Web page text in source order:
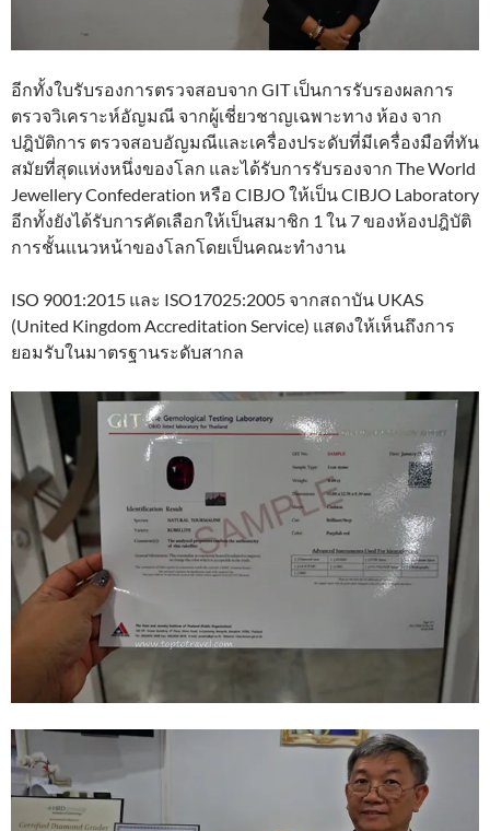
อีกทั้งใบรับรองการตรวจสอบจาก GIT เป็นการรับรองผลการ
ตรวจวิเคราะห์อัญมณี จากผู้เชี่ยวชาญเฉพาะทาง ห้อง จาก
ปฎิบัติการ ตรวจสอบอัญมณีและเครื่องประดับที่มีเครื่องมือที่ทัน
สมัยที่สุดแห่งหนึ่งของโลก และได้รับการรับรองจาก The World
Jewellery Confederation หรือ CIBJO ให้เป็น CIBJO Laboratory
อีกทั้งยังได้รับการคัดเลือกให้เป็นสมาชิก 1 ใน 7 ของห้องปฎิบัติ
การชั้นแนวหน้าของโลกโดยเป็นคณะทำงาน
ISO 9001:2015 และ ISO17025:2005 จากสถาบัน UKAS
(United Kingdom Accreditation Service) แสดงให้เห็นถึงการ
ยอมรับในมาตรฐานระดับสากล